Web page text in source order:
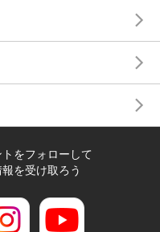
をフォローして
を受け取ろう